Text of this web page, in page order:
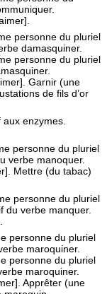
personne du pluriel
damasquiner.
personne du pluriel
Garnir (une
de fils d’or
enzymes.
personne du pluriel
verbe manoquer.
Mettre (du tabac)
personne du pluriel
du verbe manquer.
personne du pluriel
maroquiner.
personne du pluriel
maroquiner.
Apprêter (une